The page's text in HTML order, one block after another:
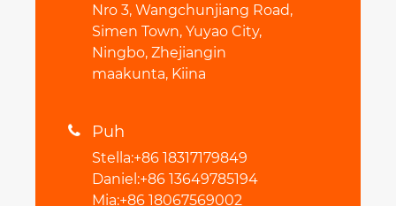
Nro 3, Wangchunjiang Road,
Simen Town, Yuyao City,
Ningbo, Zhejiangin
maakunta, Kiina
 Puh
Stella:+86 18317179849
Daniel:+86 13649785194
Mia:+86 18067569002